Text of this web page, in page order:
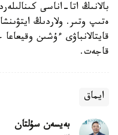
بالانىڭ اتا-اناسى
ەتىپ وتىر. ولاردىڭ
قايتالانباۋى ءۇشىن
قاجەت.
ايماق
بەيسەن سۇلتان